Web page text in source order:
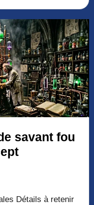
savant fou
Détails à retenir